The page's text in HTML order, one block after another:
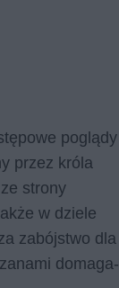
po­glą­dy
przez kró­la
stro­ny
w dzie­le
za­bój­stwo dla
do­ma­ga­